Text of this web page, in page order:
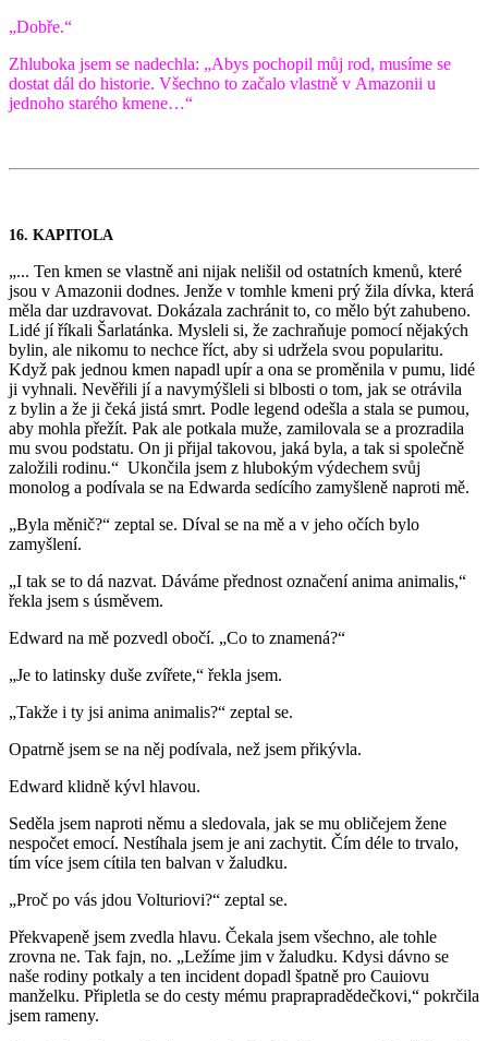
„Dobře.“
Zhluboka jsem se nadechla: „Abys pochopil můj rod, musíme se
dostat dál do historie. Všechno to začalo vlastně v Amazonii u
jednoho starého kmene…“
16. KAPITOLA
„... Ten kmen se vlastně ani nijak nelišil od ostatních kmenů, které
jsou v Amazonii dodnes. Jenže v tomhle kmeni prý žila dívka, která
měla dar uzdravovat. Dokázala zachránit to, co mělo být zahubeno.
Lidé jí říkali Šarlatánka. Mysleli si, že zachraňuje pomocí nějakých
bylin, ale nikomu to nechce říct, aby si udržela svou popularitu.
Když pak jednou kmen napadl upír a ona se proměnila v pumu, lidé
ji vyhnali. Nevěřili jí a navymýšleli si blbosti o tom, jak se otrávila
z bylin a že ji čeká jistá smrt. Podle legend odešla a stala se pumou,
aby mohla přežít. Pak ale potkala muže, zamilovala se a prozradila
mu svou podstatu. On ji přijal takovou, jaká byla, a tak si společně
založili rodinu.“ Ukončila jsem z hlubokým výdechem svůj
monolog a podívala se na Edwarda sedícího zamyšleně naproti mě.
„Byla měnič?“ zeptal se. Díval se na mě a v jeho očích bylo
zamyšlení.
„I tak se to dá nazvat. Dáváme přednost označení anima animalis,“
řekla jsem s úsměvem.
Edward na mě pozvedl obočí. „Co to znamená?“
„Je to latinsky duše zvířete,“ řekla jsem.
„Takže i ty jsi anima animalis?“ zeptal se.
Opatrně jsem se na něj podívala, než jsem přikývla.
Edward klidně kývl hlavou.
Seděla jsem naproti němu a sledovala, jak se mu obličejem žene
nespočet emocí. Nestíhala jsem je ani zachytit. Čím déle to trvalo,
tím více jsem cítila ten balvan v žaludku.
„Proč po vás jdou Volturiovi?“ zeptal se.
Překvapeně jsem zvedla hlavu. Čekala jsem všechno, ale tohle
zrovna ne. Tak fajn, no. „Ležíme jim v žaludku. Kdysi dávno se
naše rodiny potkaly a ten incident dopadl špatně pro Cauiovu
manželku. Připletla se do cesty mému praprapradědečkovi,“ pokrčila
jsem rameny.